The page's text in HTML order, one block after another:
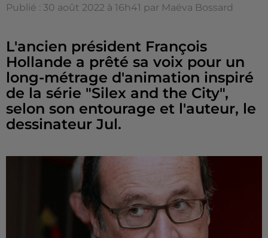
Publié : 30 août 2022 à 16h41 par Maëva Bossard
L'ancien président François
Hollande a prêté sa voix pour un
long-métrage d'animation inspiré
de la série "Silex and the City",
selon son entourage et l'auteur, le
dessinateur Jul.